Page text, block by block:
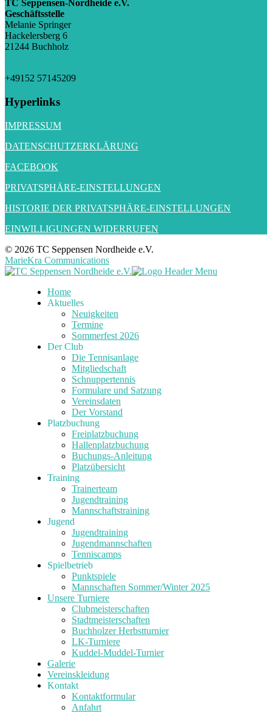
TC Seppensen-Nordheide e.V.
Geschäftsstelle
Melanie Springer
Hackelersberg 6
21244 Buchholz
+49152 57145209
Hyperlinks
IMPRESSUM
DATENSCHUTZERKLÄRUNG
FACEBOOK
PRIVATSPHÄRE-EINSTELLUNGEN
HISTORIE DER PRIVATSPHÄRE-EINSTELLUNGEN
EINWILLIGUNGEN WIDERRUFEN
© 2026 TC Seppensen Nordheide e.V.
MarieKra Communications
Home
Aktuelles
Neuigkeiten
Termine
Sommerfest 2026
Der Club
Die Tennisanlage
Mitgliedschaft
Schnuppertennis
Formulare und Satzung
Vereinsdaten
Der Vorstand
Platzbuchung
Freiplatzbuchung
Hallenplatzbuchung
Buchungs-Anleitung
Platzübersicht
Training
Trainerteam
Jugendtraining
Mannschaftstraining
Jugend
Jugendtraining
Jugendmannschaften
Tenniscamps
Spielbetrieb
Punktspiele
Mannschaften Sommer/Winter 2025
Unsere Turniere
Clubmeisterschaften
Stadtmeisterschaften
Buchholzer Herbstturnier
LK-Turniere
Kuddel-Muddel-Turnier
Galerie
Vereinskleidung
Kontakt
Kontaktformular
Anfahrt